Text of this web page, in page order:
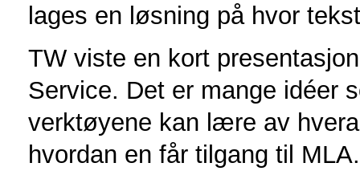
lages en løsning på hvor
TW viste en kort
Service. Det er mange idéer
verktøyene kan lære av
hvordan en får tilgang til